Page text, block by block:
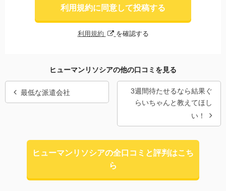
利用規約に同意して投稿する
利用規約 を確認する
ヒューマンリソシアの他の口コミを見る
最低な派遣会社
3週間待たせるなら結果ぐ
らいちゃんと教えてほし
い！
ヒューマンリソシアの全口コミと評判はこち
ら